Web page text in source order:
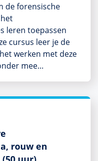
de forensische
leren toepassen
cursus leer je de
werken met deze
mee…
rouw en